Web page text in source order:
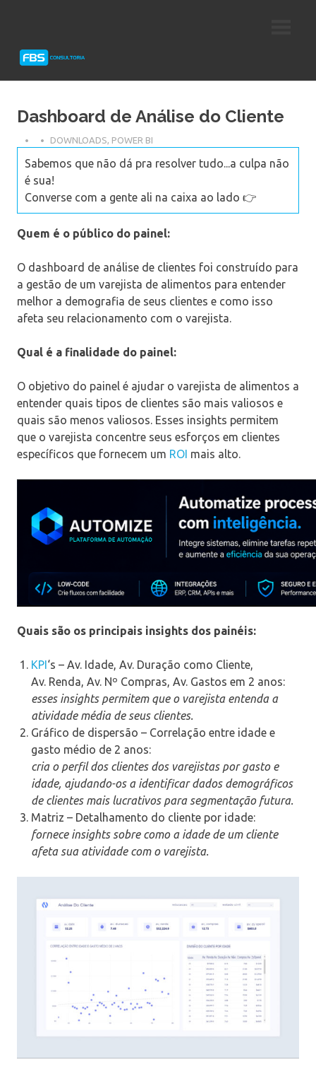
Protheus
Dashboard de Análise do Cliente
DOWNLOADS, POWER BI
Sabemos que não dá pra resolver tudo...a culpa não
é sua!
Converse com a gente ali na caixa ao lado 👉
Quem é o público do painel:
O dashboard de análise de clientes foi construído para
a gestão de um varejista de alimentos para entender
melhor a demografia de seus clientes e como isso
afeta seu relacionamento com o varejista.‍
Qual é a finalidade do painel:
O objetivo do painel é ajudar o varejista de alimentos a
entender quais tipos de clientes são mais valiosos e
quais são menos valiosos. Esses insights permitem
que o varejista concentre seus esforços em clientes
específicos que fornecem um ROI mais alto.‍
Quais são os principais insights dos painéis:
KPI‘s – Av. Idade, Av. Duração como Cliente,
Av. Renda, Av. Nº Compras, Av. Gastos em 2 anos:
esses insights permitem que o varejista entenda a
atividade média de seus clientes.
Gráfico de dispersão – Correlação entre idade e
gasto médio de 2 anos:
cria o perfil dos clientes dos varejistas por gasto e
idade, ajudando-os a identificar dados demográficos
de clientes mais lucrativos para segmentação futura.
Matriz – Detalhamento do cliente por idade:
fornece insights sobre como a idade de um cliente
afeta sua atividade com o varejista.